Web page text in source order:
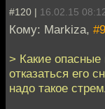
#120 | 16.02.15
Кому: Markiza,
> Какие опасные
отказаться его
надо такое